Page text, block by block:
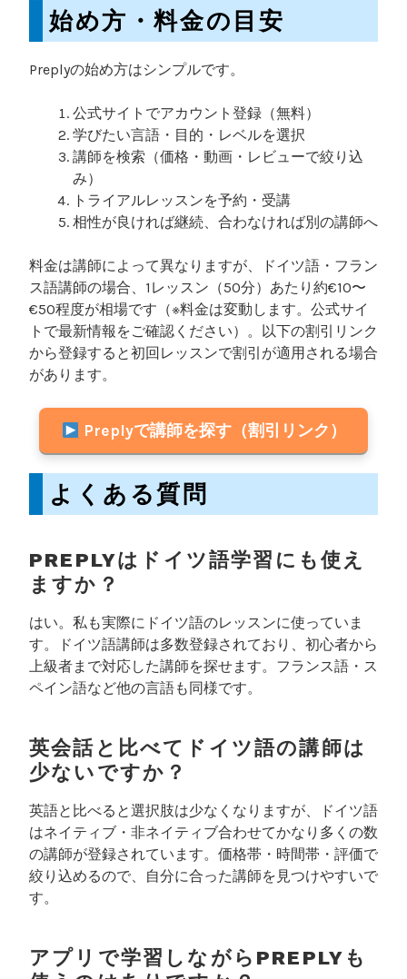
始め方・料金の目安
Preplyの始め方はシンプルです。
公式サイトでアカウント登録（無料）
学びたい言語・目的・レベルを選択
講師を検索（価格・動画・レビューで絞り込
み）
トライアルレッスンを予約・受講
相性が良ければ継続、合わなければ別の講師へ
料金は講師によって異なりますが、ドイツ語・フラン
ス語講師の場合、1レッスン（50分）あたり約€10〜
€50程度が相場です（※料金は変動します。公式サイ
トで最新情報をご確認ください）。以下の割引リンク
から登録すると初回レッスンで割引が適用される場合
があります。
Preplyで講師を探す（割引リンク）
よくある質問
PREPLYはドイツ語学習にも使え
ますか？
はい。私も実際にドイツ語のレッスンに使っていま
す。ドイツ語講師は多数登録されており、初心者から
上級者まで対応した講師を探せます。フランス語・ス
ペイン語など他の言語も同様です。
英会話と比べてドイツ語の講師は
少ないですか？
英語と比べると選択肢は少なくなりますが、ドイツ語
はネイティブ・非ネイティブ合わせてかなり多くの数
の講師が登録されています。価格帯・時間帯・評価で
絞り込めるので、自分に合った講師を見つけやすいで
す。
アプリで学習しながらPREPLYも